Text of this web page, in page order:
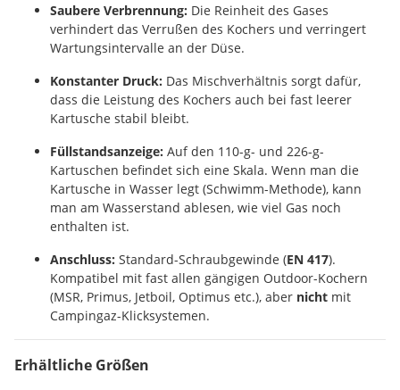
Saubere Verbrennung: Die Reinheit des Gases
verhindert das Verrußen des Kochers und verringert
Wartungsintervalle an der Düse.
Konstanter Druck: Das Mischverhältnis sorgt dafür,
dass die Leistung des Kochers auch bei fast leerer
Kartusche stabil bleibt.
Füllstandsanzeige: Auf den 110-g- und 226-g-
Kartuschen befindet sich eine Skala. Wenn man die
Kartusche in Wasser legt (Schwimm-Methode), kann
man am Wasserstand ablesen, wie viel Gas noch
enthalten ist.
Anschluss: Standard-Schraubgewinde (EN 417).
Kompatibel mit fast allen gängigen Outdoor-Kochern
(MSR, Primus, Jetboil, Optimus etc.), aber nicht mit
Campingaz-Klicksystemen.
Erhältliche Größen